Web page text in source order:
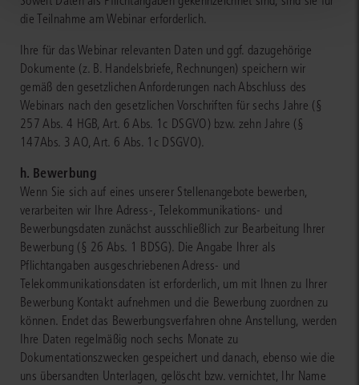
die Teilnahme am Webinar erforderlich.
Ihre für das Webinar relevanten Daten und ggf. dazugehörige
Dokumente (z. B. Handelsbriefe, Rechnungen) speichern wir
gemäß den gesetzlichen Anforderungen nach Abschluss des
Webinars nach den gesetzlichen Vorschriften für sechs Jahre (§
257 Abs. 4 HGB, Art. 6 Abs. 1c DSGVO) bzw. zehn Jahre (§
147Abs. 3 AO, Art. 6 Abs. 1c DSGVO).
h. Bewerbung
Wenn Sie sich auf eines unserer Stellenangebote bewerben,
verarbeiten wir Ihre Adress-, Telekommunikations- und
Bewerbungsdaten zunächst ausschließlich zur Bearbeitung Ihrer
Bewerbung (§ 26 Abs. 1 BDSG). Die Angabe Ihrer als
Pflichtangaben ausgeschriebenen Adress- und
Telekommunikationsdaten ist erforderlich, um mit Ihnen zu Ihrer
Bewerbung Kontakt aufnehmen und die Bewerbung zuordnen zu
können. Endet das Bewerbungsverfahren ohne Anstellung, werden
Ihre Daten regelmäßig noch sechs Monate zu
Dokumentationszwecken gespeichert und danach, ebenso wie die
uns übersandten Unterlagen, gelöscht bzw. vernichtet, Ihr Name